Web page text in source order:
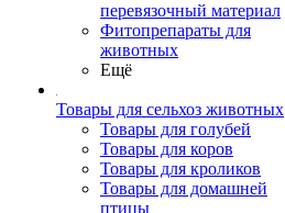
перевязочный материал
Фитопрепараты для
животных
Ещё
Товары для сельхоз животных
Товары для голубей
Товары для коров
Товары для кроликов
Товары для домашней
птицы